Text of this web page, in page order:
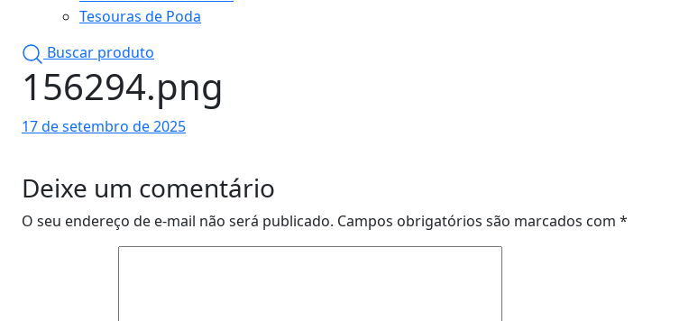
Tesouras de Poda
Buscar produto
156294.png
17 de setembro de 2025
Deixe um comentário
O seu endereço de e-mail não será publicado. Campos obrigatórios são marcados com *